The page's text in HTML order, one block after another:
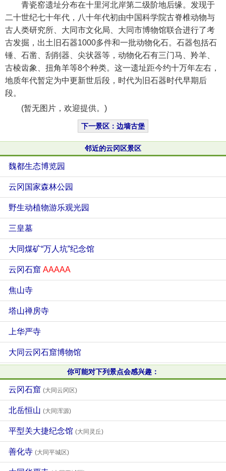
青瓷窑遗址分布在十里河北岸第二级阶地后缘。发现于
二十世纪七十年代，八十年代初由中国科学院古脊椎动物与
古人类研究所、大同市文化局、大同市博物馆联合进行了考
古发掘，出土旧石器1000多件和一批动物化石。石器包括石
锤、石凿、刮削器、尖状器等，动物化石有三门马、羚羊、
古棱齿象、扭角羊等8个种类。这一遗址距今约十万年左右，
地质年代暂定为中更新世后段，时代为旧石器时代早期后
段。
(暂无图片，欢迎提供。)
下一景区：边墙古堡
邻近的云冈区景区
魏都生态博览园
云冈国家森林公园
野生动植物游乐观光园
三皇墓
大同煤矿“万人坑”纪念馆
云冈石窟 AAAAA
焦山寺
塔山禅房寺
上华严寺
大同云冈石窟博物馆
你可能对下列景点会感兴趣：
云冈石窟 (大同云冈区)
北岳恒山 (大同浑源)
平型关大捷纪念馆 (大同灵丘)
善化寺 (大同平城区)